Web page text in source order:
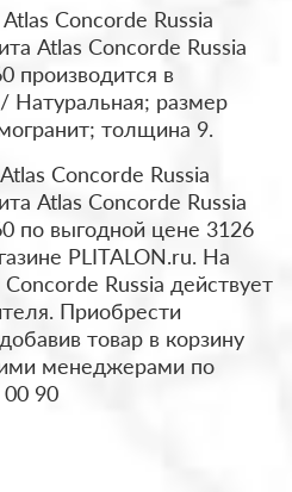
Concorde Russia
Atlas Concorde Russia
производится в
Натуральная; размер
толщина 9.
Concorde Russia
Atlas Concorde Russia
по выгодной цене 3126
PLITALON.ru. На
Russia действует
Приобрести
товар в корзину
менеджерами по
90